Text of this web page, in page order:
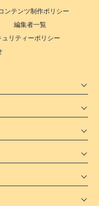
ンテンツ制作ポリシー
編集者一覧
ュリティーポリシー